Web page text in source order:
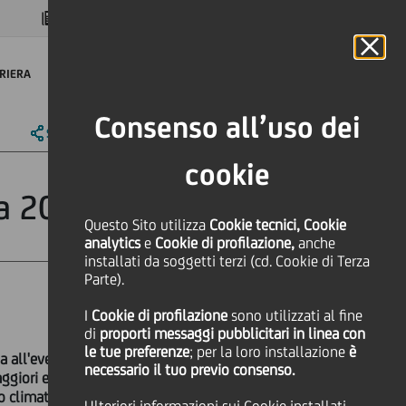
Consenso all’uso dei
cookie
Questo Sito utilizza Cookie tecnici, Cookie
analyticse Cookie di profilazione, anche
installati da soggetti terzi (cd. Cookie di Terza
Parte).
I Cookie di profilazione sono utilizzati al fine
di proporti messaggi pubblicitari in linea con
le tue preferenze; per la loro installazione è
necessario il tuo previo consenso.
SHARE PRINT SEND
all'evento globale del WWF L'ora
edifici, in uno sforzo